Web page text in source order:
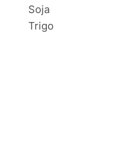
Soja
Trigo